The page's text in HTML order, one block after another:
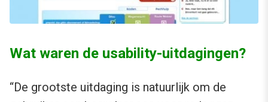
Wat waren de usability-uitdagingen?
“De grootste uitdaging is natuurlijk om de